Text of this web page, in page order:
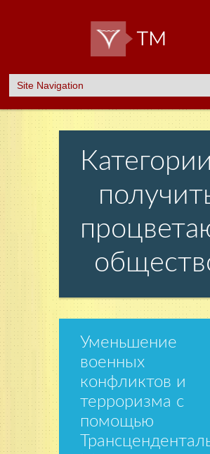
Уменьшение
военных
конфликтов и
терроризма с
помощью